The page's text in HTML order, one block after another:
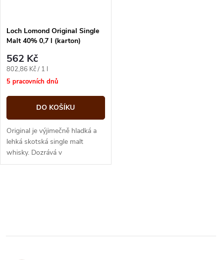
Loch Lomond Original Single
Malt 40% 0,7 l (karton)
562 Kč
Měrná
cena:
802,86 Kč / 1 l
5 pracovních dnů
DO KOŠÍKU
Original je výjimečně hladká a
lehká skotská single malt
whisky. Dozrává v
nejkvalitnějších amerických
l